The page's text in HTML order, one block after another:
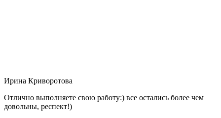
Ирина Криворотова
Отлично выполняете свою работу:) все остались более чем
довольны, респект!)